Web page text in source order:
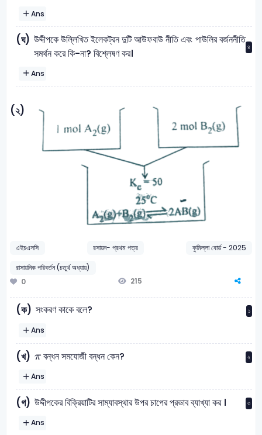
Ans
(ঘ) উদ্দীপকে উল্লিখিত ইলেকট্রন দুটি আউফবাউ নীতি এবং পাউলির বর্জননীতি
সমর্থন করে কি-না? বিশ্লেষণ কর।
৪
Ans
(২)
এইচএসসি রসায়ন- প্রথম পত্র
কুমিল্লা বোর্ড - 2025
রাসায়নিক পরিবর্তন (চতুর্থ অধ্যায়)
0
215
(ক) সংকরণ কাকে বলে? ১
Ans
(খ) π
πবন্ধন সমযোজী বন্ধন কেন? ২
Ans
(গ) উদ্দীপকের বিক্রিয়াটির সাম্যাবস্থার উপর চাপের প্রভাব ব্যাখ্যা কর । ৩
Ans